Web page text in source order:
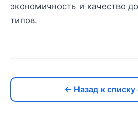
экономичность и качество
типов.
← Назад к списку